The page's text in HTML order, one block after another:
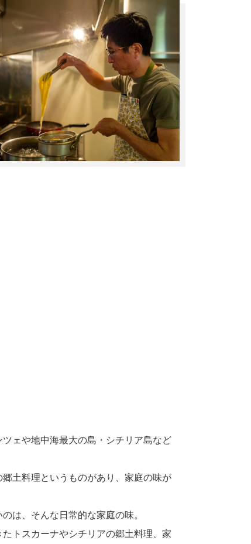
ェや地中海最大の島・シチリア島など
土料理というものがあり、家庭の味が
は、そんな日常的な家庭の味。
トスカーナやシチリアの郷土料理、家